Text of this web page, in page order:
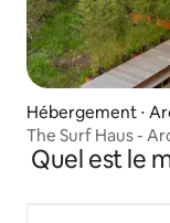
Hébergement ⋅
The Surf Haus -
Quel est le